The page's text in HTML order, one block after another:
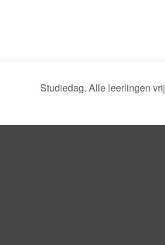
Studiedag. Alle leerlingen vrij